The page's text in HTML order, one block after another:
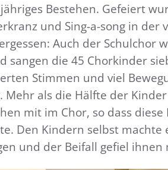
Bestehen. Gefeiert
und Sing-a-song in der
Auch der Schulchor
sangen die 45 Chorkinder
Stimmen und viel
Mehr als die Hälfte der
mit im Chor, so dass
Den Kindern selbst machte
und der Beifall gefiel